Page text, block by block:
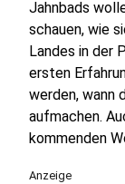
Jahnbads
schauen, wie
Landes in der
ersten
werden, wann
aufmachen.
kommenden
Anzeige